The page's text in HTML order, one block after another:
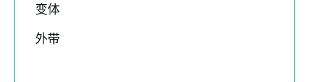
变体
外带